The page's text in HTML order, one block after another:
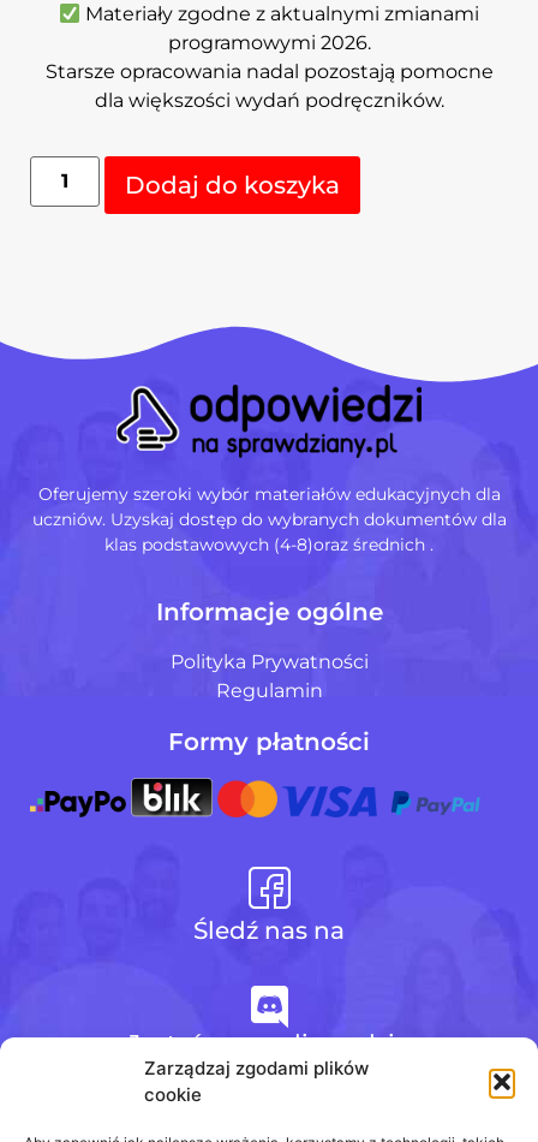
Zarządzaj zgodami plików
cookie
Materiały zgodne z aktualnymi zmianami
programowymi 2026.
Starsze opracowania nadal pozostają pomocne
dla większości wydań podręczników.
Dodaj do koszyka
Oferujemy szeroki wybór materiałów edukacyjnych dla
uczniów. Uzyskaj dostęp do wybranych dokumentów dla
klas podstawowych (4-8)oraz średnich .
Informacje ogólne
Polityka Prywatności
Regulamin
Formy płatności
Śledź nas na
Jesteśmy na discordzie